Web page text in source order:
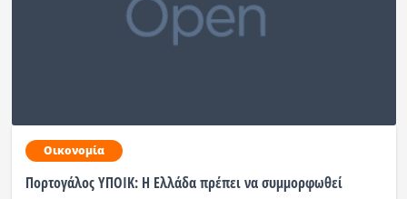
Οικονομία
Πορτογάλος ΥΠΟΙΚ: Η Ελλάδα πρέπει να συμμορφωθεί